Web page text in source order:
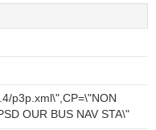
p3p.xml\",CP=\"NON
OUR BUS NAV STA\"